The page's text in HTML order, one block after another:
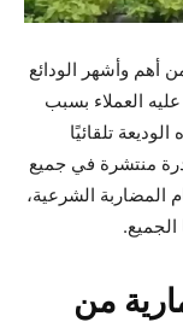
أهم وأشهر الودائع
العملاء بسبب
تلقائيًا
منتشرة في جميع
المضاربة الشرعية،
الجميع.
من